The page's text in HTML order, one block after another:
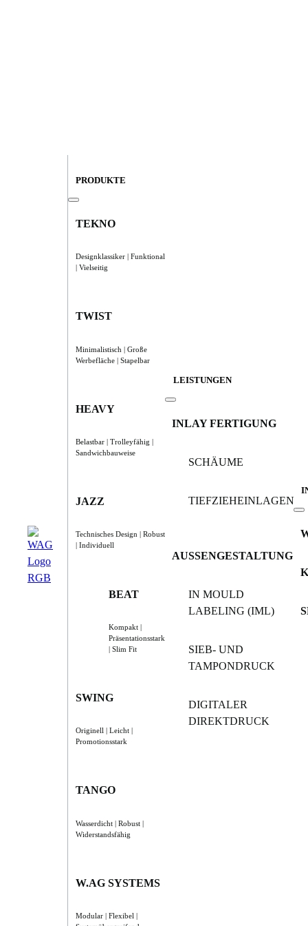
PRODUKTE
TEKNO
Designklassiker | Funktional
| Vielseitig
TWIST
Minimalistisch | Große
Werbefläche | Stapelbar
HEAVY
Belastbar | Trolleyfähig |
Sandwichbauweise
JAZZ
Technisches Design | Robust
| Individuell
BEAT
Kompakt |
Präsentationsstark
| Slim Fit
SWING
Originell | Leicht |
Promotionsstark
TANGO
Wasserdicht | Robust |
Widerstandsfähig
W.AG SYSTEMS
Modular | Flexibel |
LEISTUNGEN
INLAY FERTIGUNG
SCHÄUME
TIEFZIEHEINLAGEN
AUSSENGESTALTUNG
IN MOULD
LABELING (IML)
SIEB- UND
TAMPONDRUCK
DIGITALER
DIREKTDRUCK